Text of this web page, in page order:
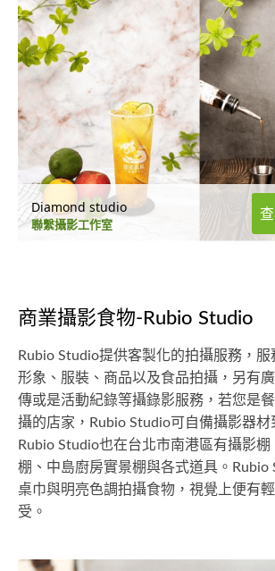
Diamond studio
聯繫攝影工作室
商業攝影食物-Rubio Studio
Rubio Studio提供客製化的拍攝服務，
形象、服裝、商品以及食品拍攝，另有
傳或是活動紀錄等攝錄影服務，若您是
攝的店家，Rubio Studio可自備攝影器材
Rubio Studio也在台北市南港區有攝影棚
棚、中島廚房實景棚與各式道具。Rubio
桌巾與明亮色調拍攝食物，視覺上便有
受。